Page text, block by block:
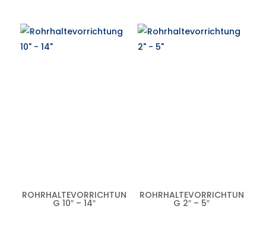
ROHRHALTEVORRICHTUN
G 10″ – 14″
ROHRHALTEVORRICHTUN
G 2″ – 5″